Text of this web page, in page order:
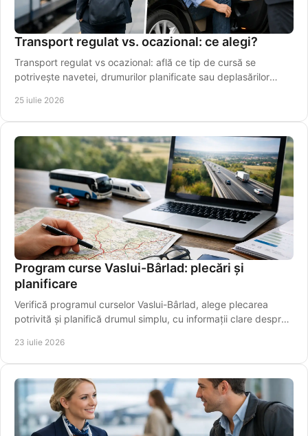
Transport regulat vs. ocazional: ce alegi?
Transport regulat vs ocazional: află ce tip de cursă se
potrivește navetei, drumurilor planificate sau deplasărilor
25 iulie 2026
Program curse Vaslui-Bârlad: plecări și
planificare
Verifică programul curselor Vaslui-Bârlad, alege plecarea
potrivită și planifică drumul simplu, cu informații clare despre
23 iulie 2026